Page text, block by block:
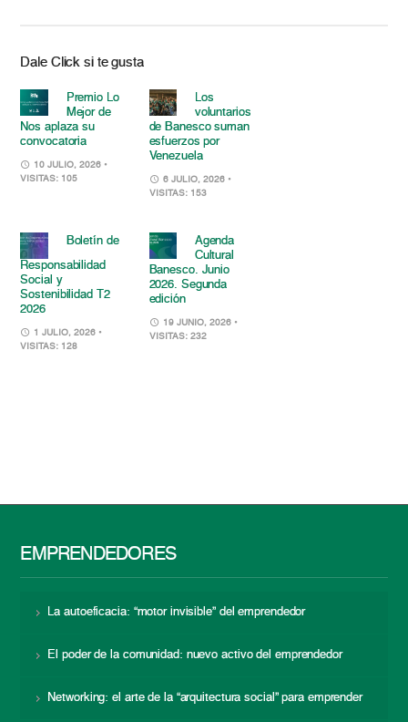
Dale Click si te gusta
Premio Lo
Mejor de
Nos aplaza su
convocatoria
10 JULIO, 2026 •
VISITAS: 105
Los
voluntarios
de Banesco suman
esfuerzos por
Venezuela
6 JULIO, 2026 •
VISITAS: 153
Boletín de
Responsabilidad
Social y
Sostenibilidad T2
2026
1 JULIO, 2026 •
VISITAS: 128
Agenda
Cultural
Banesco. Junio
2026. Segunda
edición
19 JUNIO, 2026 •
VISITAS: 232
EMPRENDEDORES
La autoeficacia: “motor invisible” del emprendedor
El poder de la comunidad: nuevo activo del emprendedor
Networking: el arte de la “arquitectura social” para emprender